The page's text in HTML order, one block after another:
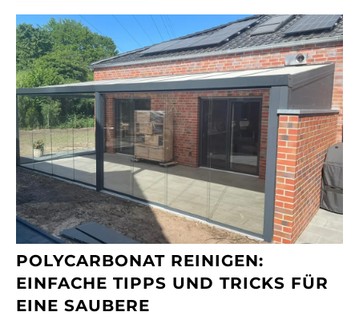
POLYCARBONAT REINIGEN:
EINFACHE TIPPS UND TRICKS FÜR
EINE SAUBERE